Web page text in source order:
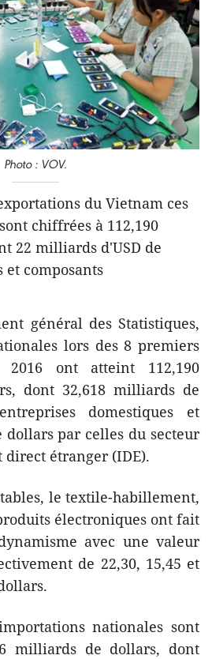
Photo : VOV.
du Vietnam ces
chiffrées à 112,190
22 milliards d'USD de
composants
général des Statistiques,
lors des 8 premiers
2016 ont atteint 112,190
dont 32,618 milliards de
domestiques et
dollars par celles du secteur
direct étranger (IDE).
le textile-habillement,
électroniques ont fait
avec une valeur
de 22,30, 15,45 et
nationales sont
milliards de dollars, dont